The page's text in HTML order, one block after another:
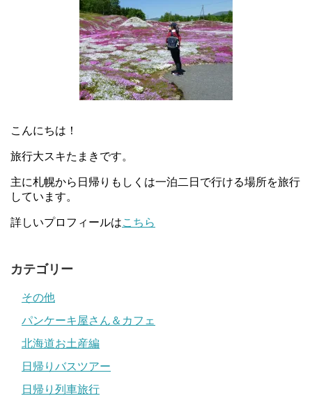
こんにちは！
旅行大スキたまきです。
主に札幌から日帰りもしくは一泊二日で行ける場所を旅行
しています。
詳しいプロフィールはこちら
カテゴリー
その他
パンケーキ屋さん＆カフェ
北海道お土産編
日帰りバスツアー
日帰り列車旅行